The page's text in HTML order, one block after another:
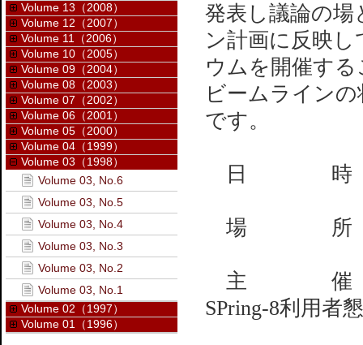
発表し議論の
ン計画に反映
ウムを開催す
ビームライン
です。
日 時 ：
場 所 ： 兵
主 催 ： (
SPring-8利用者
Volume 13（2008）
Volume 12（2007）
Volume 11（2006）
Volume 10（2005）
Volume 09（2004）
Volume 08（2003）
Volume 07（2002）
Volume 06（2001）
Volume 05（2000）
Volume 04（1999）
Volume 03（1998）
Volume 03, No.6
Volume 03, No.5
Volume 03, No.4
Volume 03, No.3
Volume 03, No.2
Volume 03, No.1
Volume 02（1997）
Volume 01（1996）